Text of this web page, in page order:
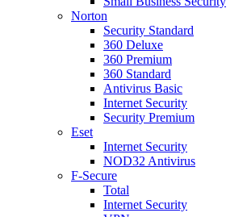
Norton
Security Standard
360 Deluxe
360 Premium
360 Standard
Antivirus Basic
Internet Security
Security Premium
Eset
Internet Security
NOD32 Antivirus
F-Secure
Total
Internet Security